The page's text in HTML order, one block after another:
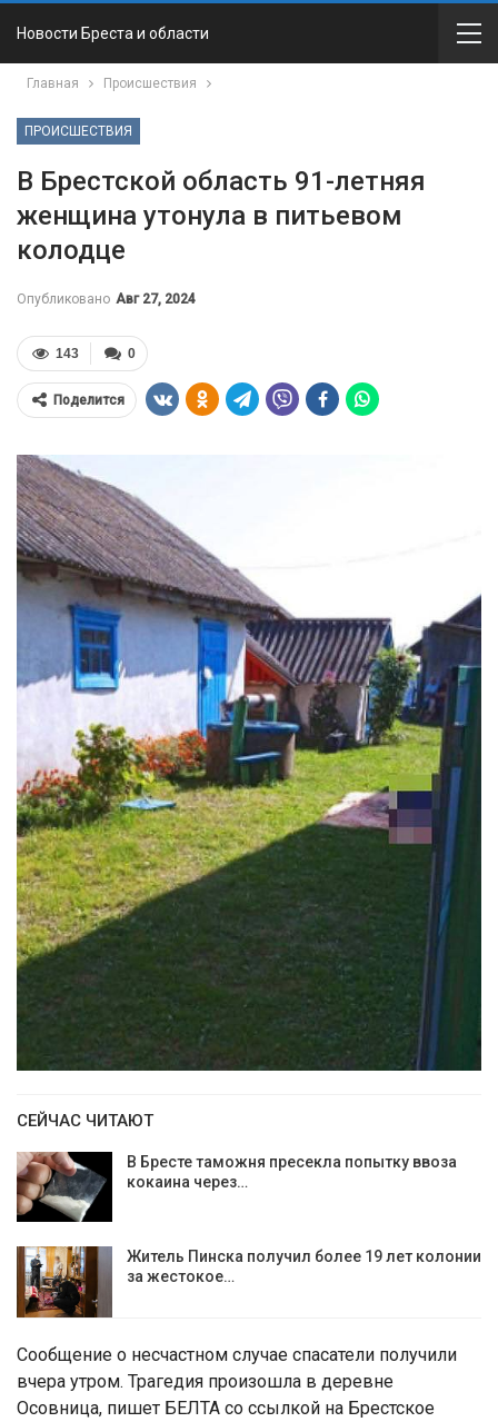
Новости Бреста и области
Главная Происшествия
ПРОИСШЕСТВИЯ
В Брестской область 91-летняя
женщина утонула в питьевом
колодце
Опубликовано Авг 27, 2024
0
143
Поделится
СЕЙЧАС ЧИТАЮТ
В Бресте таможня пресекла попытку ввоза
кокаина через…
Житель Пинска получил более 19 лет колонии
за жестокое…
Сообщение о несчастном случае спасатели получили
вчера утром. Трагедия произошла в деревне
Осовница, пишет БЕЛТА со ссылкой на Брестское